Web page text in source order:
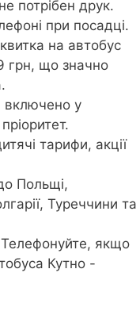
потрібен друк.
при посадці.
на автобус
грн, що значно
включено у
тарифи, акції
Польщі,
Туреччини та
якщо
Кутно -